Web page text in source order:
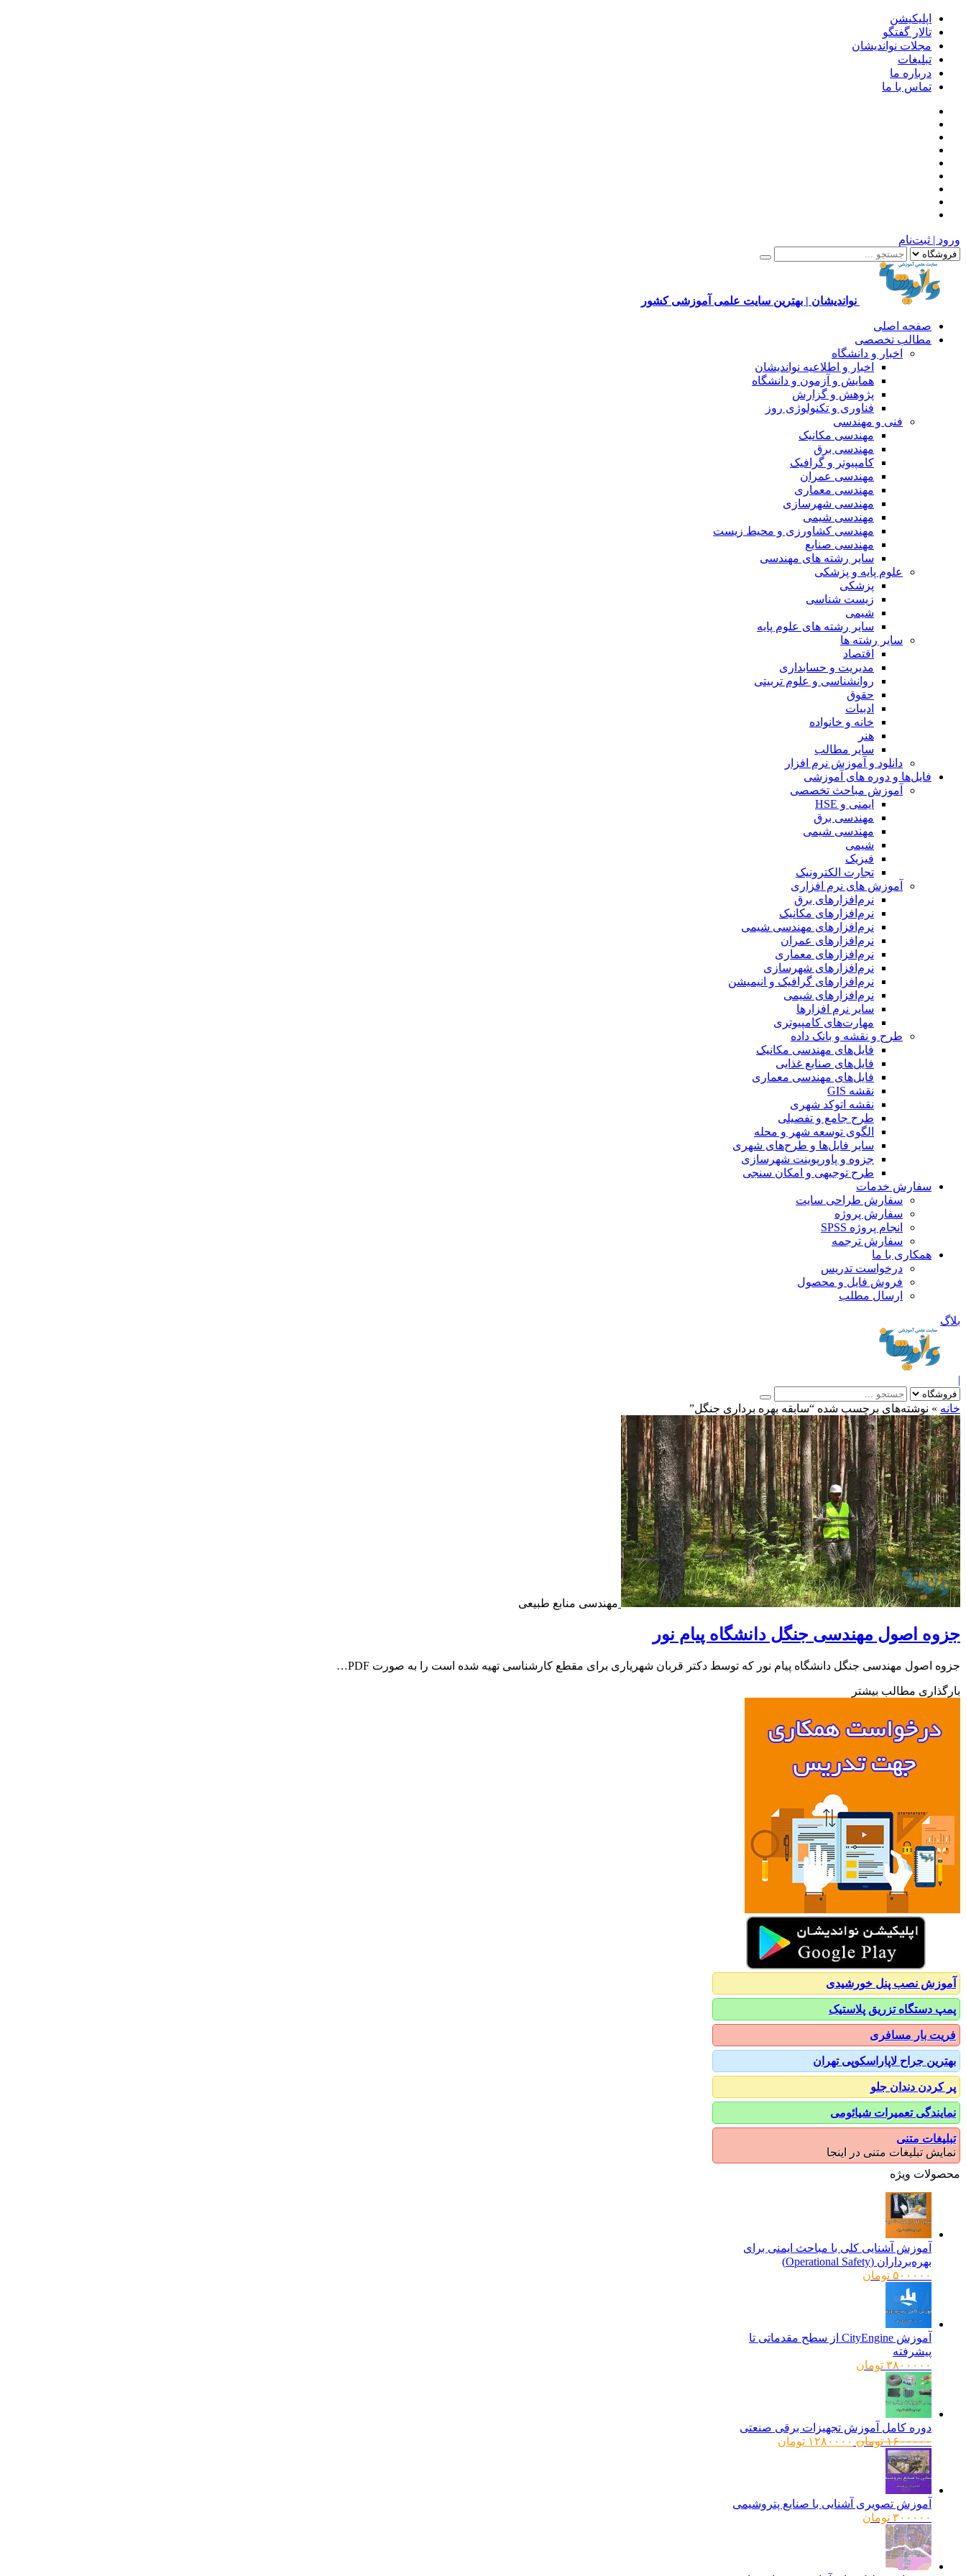
اپلیکیشن
تالار گفتگو
مجلات نواندیشان
تبلیغات
درباره ما
تماس با ما
ورود | ثبت‌نام
نواندیشان | بهترین سایت علمی آموزشی کشور
صفحه اصلی
مطالب تخصصی
اخبار و دانشگاه
اخبار و اطلاعیه نواندیشان
همایش و آزمون و دانشگاه
پژوهش و گزارش
فناوری و تکنولوژی روز
فنی و مهندسی
مهندسی مکانیک
مهندسی برق
کامپیوتر و گرافیک
مهندسی عمران
مهندسی معماری
مهندسی شهرسازی
مهندسی شیمی
مهندسی کشاورزی و محیط زیست
مهندسی صنایع
سایر رشته های مهندسی
علوم پایه و پزشکی
پزشکی
زیست شناسی
شیمی
سایر رشته های علوم پایه
سایر رشته ها
اقتصاد
مدیریت و حسابداری
روانشناسی و علوم تربیتی
حقوق
ادبیات
خانه و خانواده
هنر
سایر مطالب
دانلود و آموزش نرم افزار
فایل‌ها و دوره های آموزشی
آموزش مباحث تخصصی
ایمنی و HSE
مهندسی برق
مهندسی شیمی
شیمی
فیزیک
تجارت الکترونیک
آموزش های نرم افزاری
نرم‌افزارهای برق
نرم‌افزارهای مکانیک
نرم‌افزارهای مهندسی شیمی
نرم‌افزارهای عمران
نرم‌افزارهای معماری
نرم‌افزارهای شهرسازی
نرم‌افزارهای گرافیک و انیمیشن
نرم‌افزارهای شیمی
سایر نرم افزارها
مهارت‌های کامپیوتری
طرح و نقشه و بانک داده
فایل‌های مهندسی مکانیک
فایل‌های صنایع غذایی
فایل‌های مهندسی معماری
نقشه GIS
نقشه اتوکد شهری
طرح جامع و تفصیلی
الگوی توسعه شهر و محله
سایر فایل‌ها و طرح‌های شهری
جزوه و پاورپوینت شهرسازی
طرح توجیهی و امکان سنجی
سفارش خدمات
سفارش طراحی سایت
سفارش پروژه
انجام پروژه SPSS
سفارش ترجمه
همکاری با ما
درخواست تدریس
فروش فایل و محصول
ارسال مطلب
بلاگ
|
خانه » نوشته‌های برچسب شده “سابقه بهره برداری جنگل”
مهندسی منابع طبیعی
جزوه اصول مهندسی جنگل دانشگاه پیام نور
جزوه اصول مهندسی جنگل دانشگاه پیام نور که توسط دکتر قربان شهریاری برای مقطع کارشناسی تهیه شده است را به صورت PDF…
بارگذاری مطالب بیشتر
آموزش نصب پنل خورشیدی
پمپ دستگاه تزریق پلاستیک
فریت بار مسافری
بهترین جراح لاپاراسکوپی تهران
پر کردن دندان جلو
نمایندگی تعمیرات شیائومی
تبلیغات متنی
نمایش تبلیغات متنی در اینجا
محصولات ویژه
آموزش آشنایی کلی با مباحث ایمنی برای
بهره‌برداران (Operational Safety)
۵۰۰۰۰۰ تومان
آموزش CityEngine از سطح مقدماتی تا
پیشرفته
۳۸۰۰۰۰۰ تومان
دوره کامل آموزش تجهیزات برقی صنعتی
۱۶۰۰۰۰۰ تومان قیمت
۱۲۸۰۰۰۰ تومان
آموزش تصویری آشنایی با صنایع پتروشیمی
۳۰۰۰۰۰ تومان